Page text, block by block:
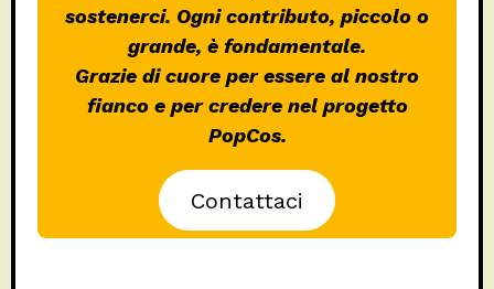
sostenerci. Ogni contributo, piccolo o
grande, è fondamentale.
Grazie di cuore per essere al nostro
fianco e per credere nel progetto
PopCos.
Contattaci